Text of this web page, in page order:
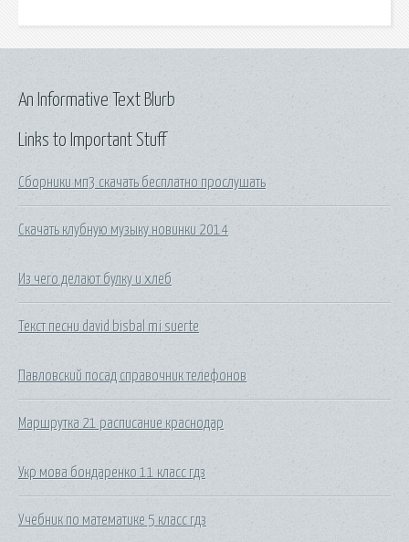
Links to Important Stuff
Сборники мп3 скачать бесплатно прослушать
Скачать клубную музыку новинки 2014
Из чего делают булку и хлеб
Текст песни david bisbal mi suerte
Павловский посад справочник телефонов
Маршрутка 21 расписание краснодар
Укр мова бондаренко 11 класс гдз
Учебник по математике 5 класс гдз
An Informative Text Blurb